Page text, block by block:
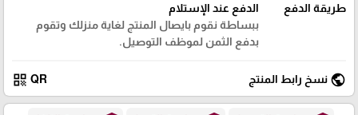
طريقة الدفع
الدفع عند الإستلام
ببساطة نقوم بايصال المنتج لغاية منزلك وتقوم
بدفع الثمن لموظف التوصيل.
public نسخ رابط المنتج QR
qr_code